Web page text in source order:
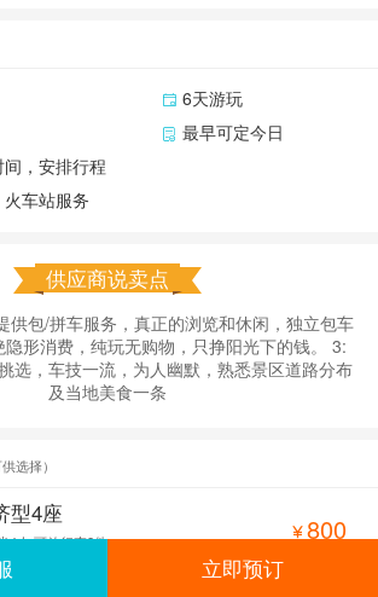
6天游玩
最早可定今日
，安排行程
车站服务
供应商说卖点
供包/拼车服务，真正的浏览和休闲，独立包车
形消费，纯玩无购物，只挣阳光下的钱。 3:
选，车技一流，为人幽默，熟悉景区道路分布
及当地美食一条
选择）
型4座
4人可放行李2件
兰特/宝来/卡罗拉以及同等车型
 800
立即预订